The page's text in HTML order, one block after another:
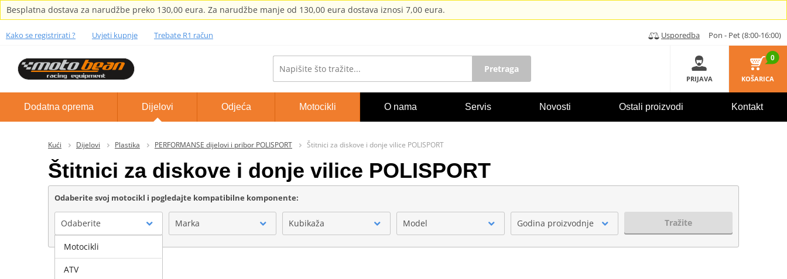
Besplatna dostava za narudžbe preko 130,00 eura. Za narudžbe manje od 130,00 eura dostava iznosi 7,00 eura.
Kako se registrirati ? Uvjeti kupnje Trebate R1 račun Usporedba Pon - Pet (8:00-16:00)
Pretraga
PRIJAVA
0
KOŠARICA
Dodatna oprema Dijelovi Odjeća Motocikli O nama Servis Novosti Ostali proizvodi Kontakt
Kući Dijelovi Plastika PERFORMANSE dijelovi i pribor POLISPORT Štitnici za diskove i donje vilice POLISPORT
Štitnici za diskove i donje vilice POLISPORT
Odaberite svoj motocikl i pogledajte kompatibilne komponente:
Odaberite Marka Kubikaža Model Godina proizvodnje Tražite
Motocikli
ATV